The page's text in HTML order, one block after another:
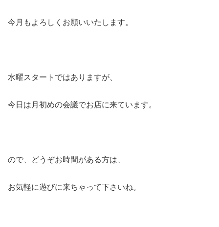
今月もよろしくお願いいたします。
水曜スタートではありますが、
今日は月初めの会議でお店に来ています。
ので、どうぞお時間がある方は、
お気軽に遊びに来ちゃって下さいね。